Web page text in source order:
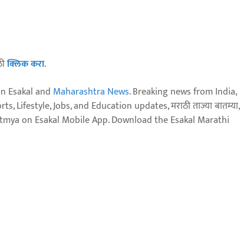
क्लिक करा.
Esakal and Maharashtra News. Breaking news from India,
Jobs, and Education updates, मराठी ताज्या बातम्या,
on Esakal Mobile App. Download the Esakal Marathi